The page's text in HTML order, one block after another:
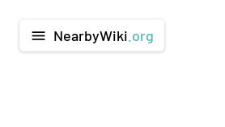
menu NearbyWiki .org